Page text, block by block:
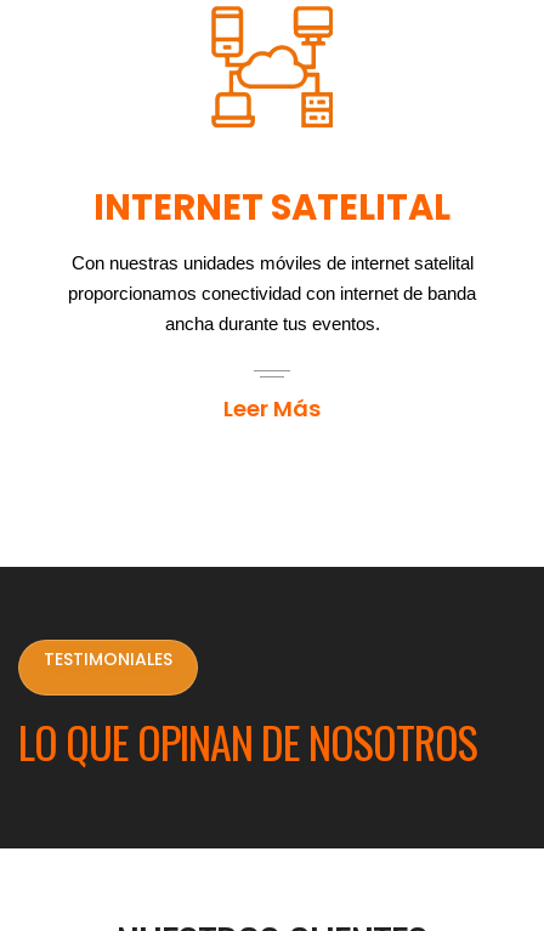
INTERNET SATELITAL
Con nuestras unidades móviles de internet satelital
proporcionamos conectividad con internet de banda
ancha durante tus eventos.
Leer Más
TESTIMONIALES
LO QUE OPINAN DE NOSOTROS